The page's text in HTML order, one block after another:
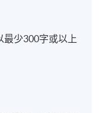
最少300字或以上